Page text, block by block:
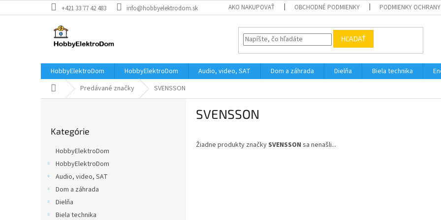
na
+421 33 77 42 483 info@hobbyelektrodom.sk AKO NAKUPOVAŤ OBCHODNÉ PODMIENKY PODMIENKY OCHRANY
HĽADAŤ
HobbyElektroDom HobbyElektroDom Audio, video, SAT Dom a záhrada Dielňa Biela technika
DomovPredávané značky SVENSSON
kategórie
Kategórie
HobbyElektroDom
HobbyElektroDom
Audio, video, SAT
Dom a záhrada
Dielňa
Biela technika
SVENSSON
Žiadne produkty značkySVENSSON sa nenašli...